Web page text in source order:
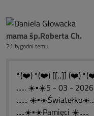
mama śp.Roberta Ch.
21 tygodni temu
*(❤️) *(❤️) [[,,]] (❤️)
...... ☀️▪️☀️5 - 03 -
.......
.....☀️▪️☀️Pamięci ☀️......